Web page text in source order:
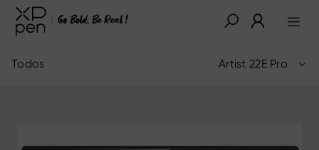
Todos Artist 22E Pro